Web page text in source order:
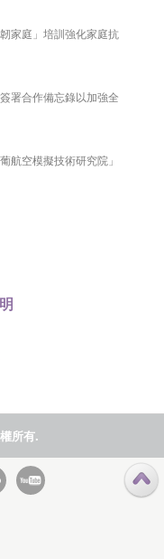
家庭」培訓強化家庭抗
署合作備忘錄以加強全
航空模擬技術研究院」
所有.